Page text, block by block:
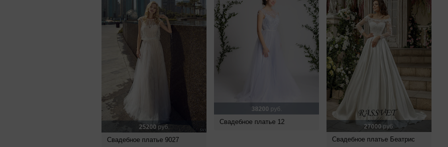
25200 руб.
Свадебное платье 9027
38200 руб.
Свадебное платье 12
27000 руб.
Свадебное платье Беатрис